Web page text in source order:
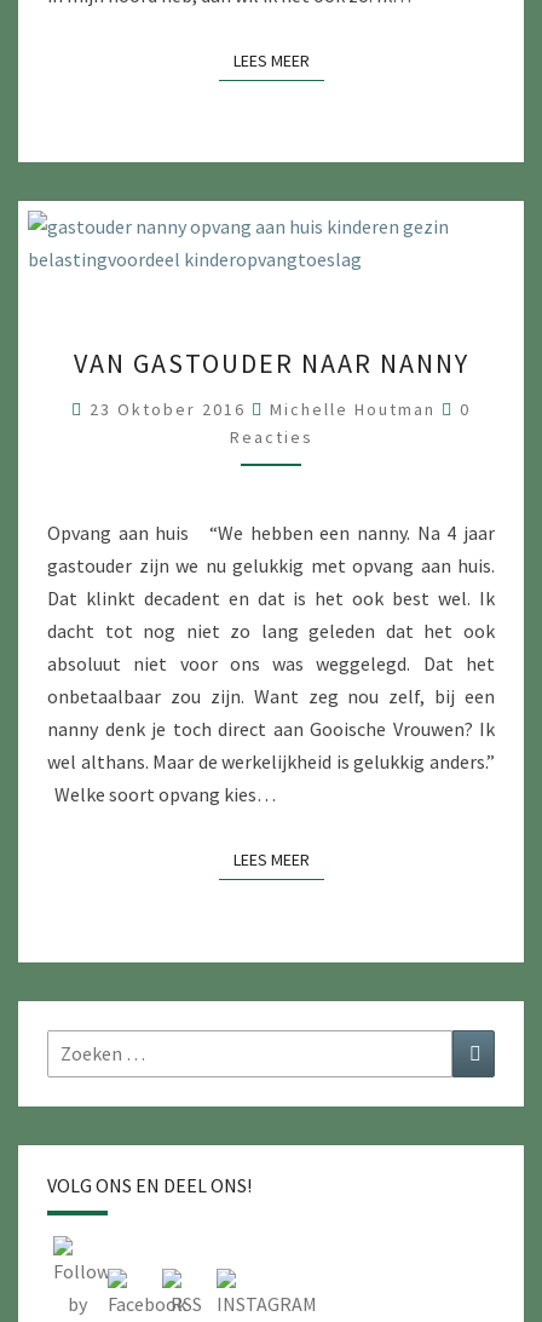
E
D
E
U
N
E
E
I
T
LEES MEER
A
N
G
A
T
O
U
D
E
R
N
A
A
N
N
VAN GASTOUDER NAAR NANNY
23 Oktober 2016 Michelle Houtman
R
E
S
0
Reacties
Opvang aan huis “We hebben een nanny. Na 4 jaar
gastouder zijn we nu gelukkig met opvang aan huis.
Dat klinkt decadent en dat is het ook best wel. Ik
dacht tot nog niet zo lang geleden dat het ook
absoluut niet voor ons was weggelegd. Dat het
onbetaalbaar zou zijn. Want zeg nou zelf, bij een
nanny denk je toch direct aan Gooische Vrouwen? Ik
wel althans. Maar de werkelijkheid is gelukkig anders.”
Welke soort opvang kies…
LEES MEER
Zoeken
naar:
VOLG ONS EN DEEL ONS!